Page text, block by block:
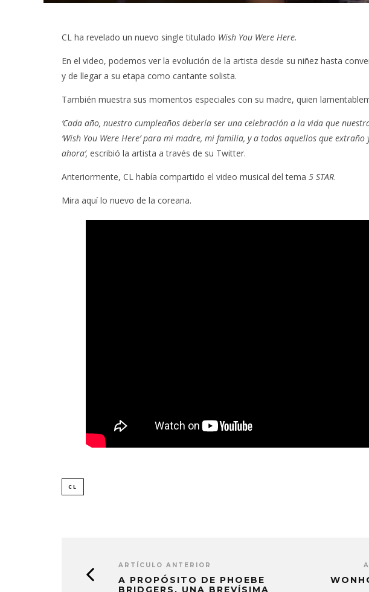
CL ha revelado un nuevo single titulado Wish You Were Here.
En el video, podemos ver la evolución de la artista desde su niñez hasta
y de llegar a su etapa como cantante solista.
También muestra sus momentos especiales con su madre, quien
‘Cada año, nuestro cumpleaños debería ser una celebración a la vida que
‘Wish You Were Here’ para mi madre, mi familia, y a todos aquellos que
ahora’, escribió la artista a través de su Twitter.
Anteriormente, CL había compartido el video musical del tema 5 STAR.
Mira aquí lo nuevo de la coreana.
CL
ARTÍCULO ANTERIOR
A PROPÓSITO DE PHOEBE
BRIDGERS, UNA BREVÍSIMA